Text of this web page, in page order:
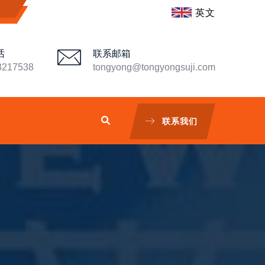
英文
联系邮箱
tongyong@tongyongsuji.com
联系我们